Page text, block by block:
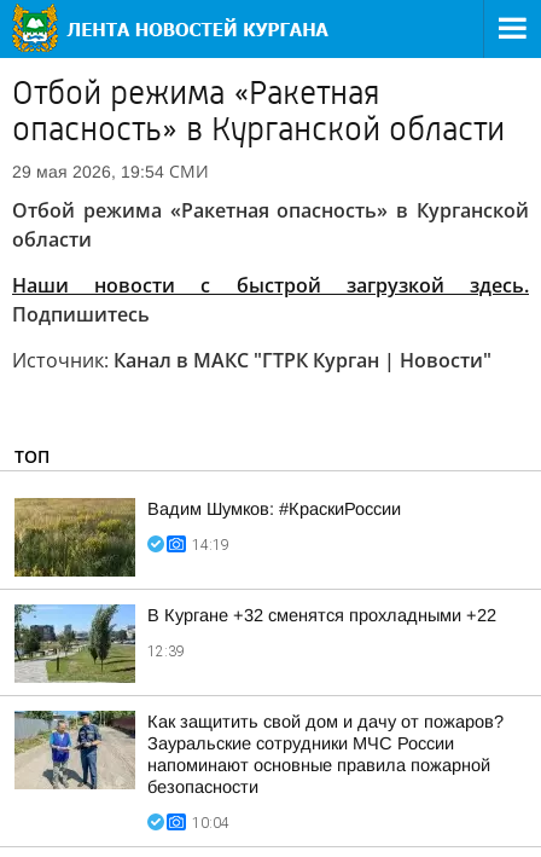
Отбой режима «Ракетная
опасность» в Курганской области
29 мая 2026, 19:54 СМИ
Отбой режима «Ракетная опасность» в Курганской
области
Наши новости с быстрой загрузкой здесь.
Подпишитесь
Источник: Канал в МАКС "ГТРК Курган | Новости"
ТОП
Вадим Шумков: #КраскиРоссии
14:19
В Кургане +32 сменятся прохладными +22
12:39
Как защитить свой дом и дачу от пожаров?
Зауральские сотрудники МЧС России
напоминают основные правила пожарной
безопасности
10:04